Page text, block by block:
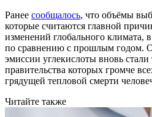
Ранее сообщалось, что объёмы
которые считаются главной
изменений глобального климата,
по сравнению с прошлым годом.
эмиссии углекислоты вновь
правительства которых громче
грядущей тепловой смерти
Читайте также